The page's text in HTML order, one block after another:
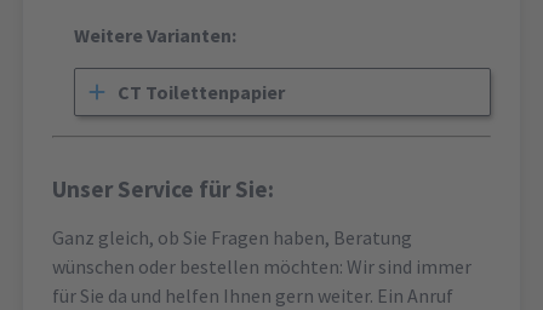
Weitere Varianten:
CT Toilettenpapier
Unser Service für Sie:
Ganz gleich, ob Sie Fragen haben, Beratung
wünschen oder bestellen möchten: Wir sind immer
für Sie da und helfen Ihnen gern weiter. Ein Anruf